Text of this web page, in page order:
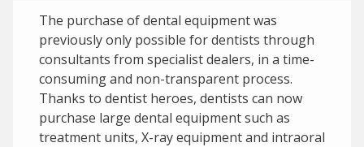
The purchase of dental equipment was
previously only possible for dentists through
consultants from specialist dealers, in a time-
consuming and non-transparent process.
Thanks to dentist heroes, dentists can now
purchase large dental equipment such as
treatment units, X-ray equipment and intraoral